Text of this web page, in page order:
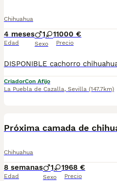
Chihuahua
4 meses
Edad
1 1
Sexo
1000 €
Precio
CriadorCon Afijo
La Puebla de Cazalla, Sevilla (147.7km)
Próxima camada de
Chihuahua
8 semanas
Edad
1 1
Sexo
968 €
Precio